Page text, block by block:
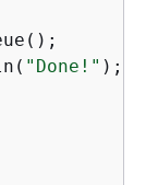
"Done!" );